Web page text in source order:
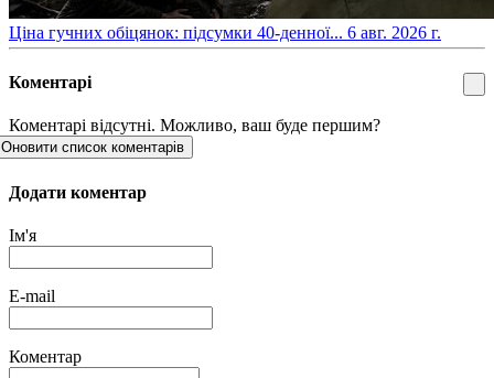
​Ціна гучних обіцянок: підсумки 40-денної... 6 авг. 2026 г.
Коментарі
Коментарі відсутні. Можливо, ваш буде першим?
Оновити список коментарів
Додати коментар
Ім'я
E-mail
Коментар